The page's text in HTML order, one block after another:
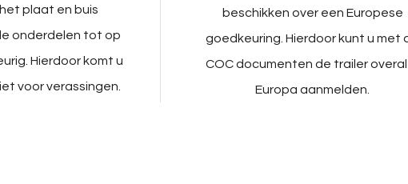
plaat en buis
onderdelen tot op
Hierdoor komt u
voor verassingen.
beschikken over een Europese
goedkeuring. Hierdoor kunt u met
COC documenten de trailer overal
Europa aanmelden.